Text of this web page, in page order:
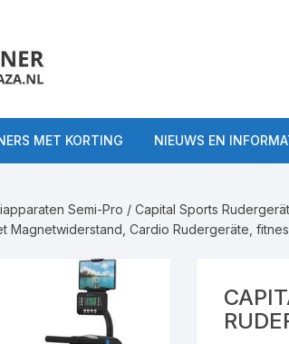
Roeiapparaten Semi-Pro
Roeiapparaten Pro
MET KORTING NIEUWS EN
informatie
Roeitrainers
Roeitrainer kopen
Semi-Pro / Capital Sports
Magnetwiderstand, Cardio Rudergeräte,